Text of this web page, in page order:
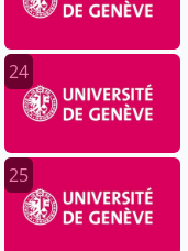
24
25